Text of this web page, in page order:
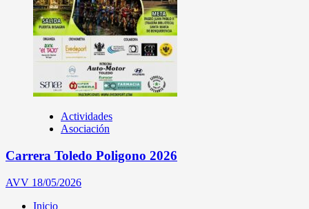
Actividades
Asociación
Carrera Toledo Poligono 2026
AVV 18/05/2026
Inicio